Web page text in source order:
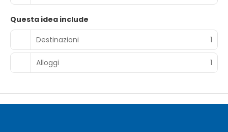
Questa idea include
Destinazioni
1
Alloggi 1